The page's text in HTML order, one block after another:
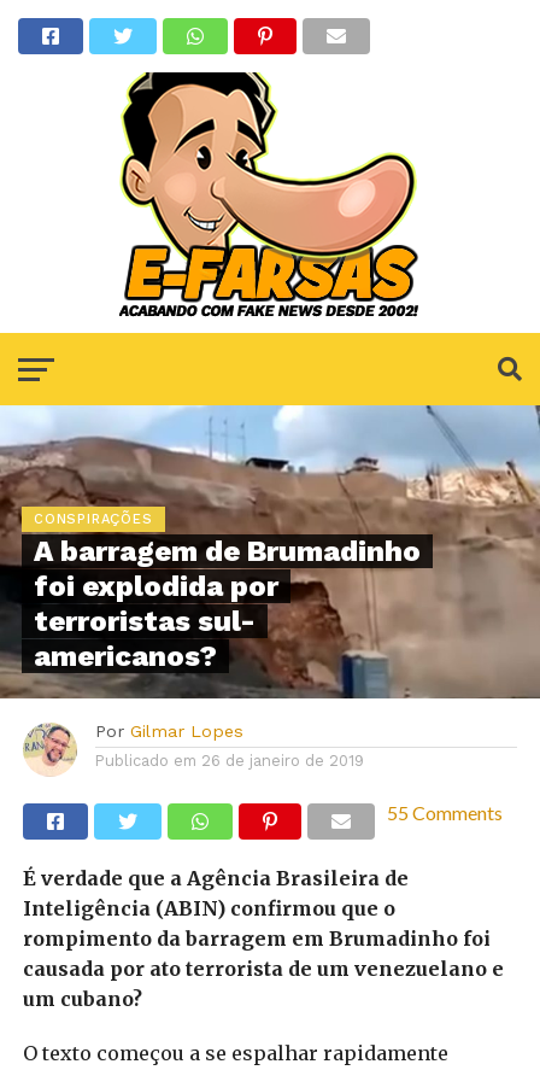
CONSPIRAÇÕES
A barragem de Brumadinho
foi explodida por
terroristas sul-
americanos?
Por Gilmar Lopes
Publicado em 26 de janeiro de 2019
55 Comments
É verdade que a Agência Brasileira de
Inteligência (ABIN) confirmou que o
rompimento da barragem em Brumadinho foi
causada por ato terrorista de um venezuelano e
um cubano?
O texto começou a se espalhar rapidamente